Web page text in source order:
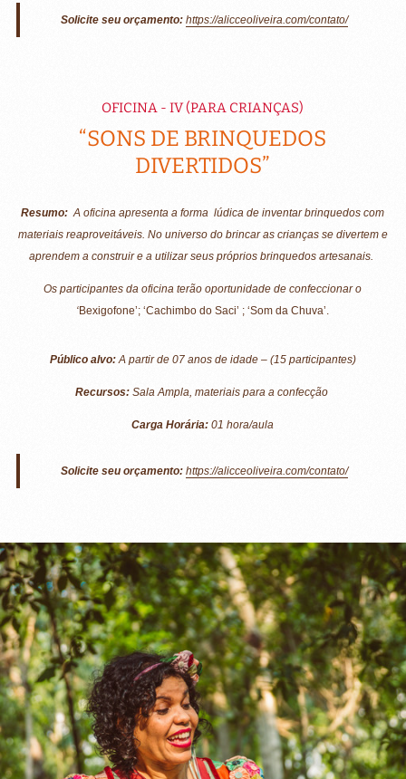
Solicite seu orçamento:https://alicceoliveira.com/contato/
OFICINA - IV (PARA CRIANÇAS)
“SONS DE BRINQUEDOS
DIVERTIDOS”
Resumo: A oficina apresenta a forma lúdica de inventar brinquedos com
materiais reaproveitáveis. No universo do brincar as crianças se divertem e
aprendem a construir e a utilizar seus próprios brinquedos artesanais.
Os participantes da oficina terão oportunidade de confeccionar o
‘Bexigofone’; ‘Cachimbo do Saci’ ; ‘Som da Chuva’.
Público alvo:A partir de 07 anos de idade – (15 participantes)
Recursos: Sala Ampla, materiais para a confecção
Carga Horária: 01 hora/aula
Solicite seu orçamento:https://alicceoliveira.com/contato/